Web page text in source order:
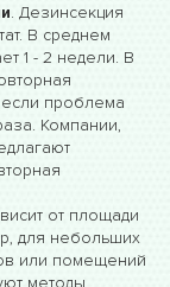
. Дезинсекция
В среднем
1 - 2 недели. В
проблема
Компании,
от площади
для небольших
или помещений
методы